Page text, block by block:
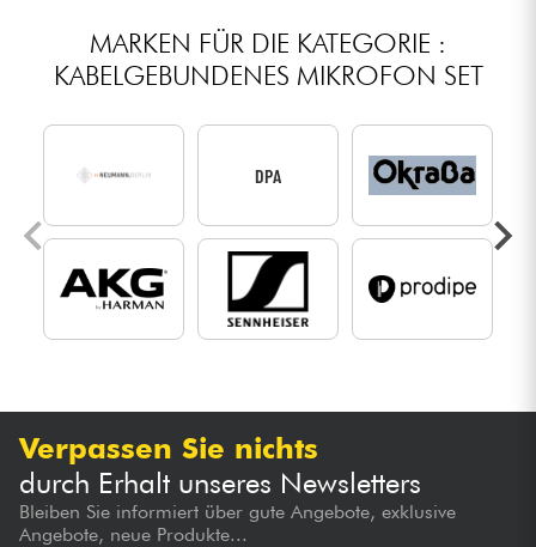
MARKEN FÜR DIE KATEGORIE :
KABELGEBUNDENES MIKROFON SET
DPA
Verpassen Sie nichts
durch Erhalt unseres Newsletters
Bleiben Sie informiert über gute Angebote, exklusive
Angebote, neue Produkte...